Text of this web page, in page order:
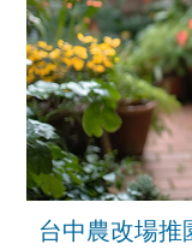
台中農改場推